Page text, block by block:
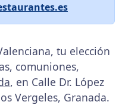
tu elección
comuniones,
, en Calle Dr. López
Vergeles, Granada.